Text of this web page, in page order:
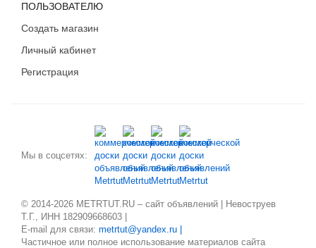
ПОЛЬЗОВАТЕЛЮ
Создать магазин
Личный кабинет
Регистрация
Мы в соцсетях:
© 2014-2026 METRTUT.RU – сайт объявлений | Невоструев
Т.Г., ИНН 182909668603 |
E-mail для связи: metrtut@yandex.ru |
Частичное или полное использование материалов сайта